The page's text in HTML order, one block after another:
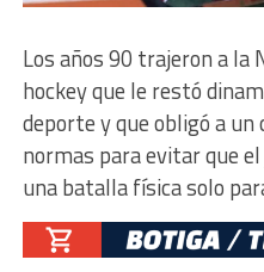
Los años 90 trajeron a la
hockey que le restó
deporte y que obligó a
normas para evitar que
una batalla física solo